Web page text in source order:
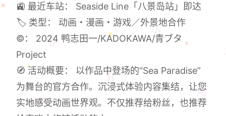
🚉 最近车站： Seaside Line「八景岛站」即达
🏷 类型： 动画・漫画・游戏／外景地合作
©： 2024 鸭志田一/KADOKAWA/青ブタ
Project
🧭 活动概要： 以作品中登场的“Sea Paradise”
为舞台的官方合作。沉浸式体验内容集结，让您
实地感受动画世界观。不仅推荐给粉丝，也推荐